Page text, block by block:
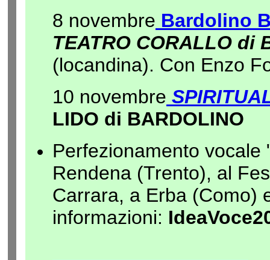
8 novembre Bardolino
TEATRO CORALLO di
(locandina). Con Enzo
10 novembre
LIDO di BARDOLINO
Perfezionamento vocale
Rendena (Trento), al
Carrara, a Erba (Como)
informazioni: